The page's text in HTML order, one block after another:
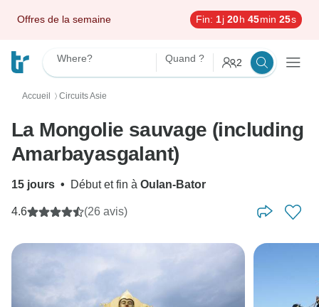
Offres de la semaine Fin: 1j 20h 45min 24s
Where? Quand ? 2
Accueil 〉 Circuits Asie
La Mongolie sauvage (including
Amarbayasgalant)
15 jours • Début et fin à Oulan-Bator
4.6 (26 avis)